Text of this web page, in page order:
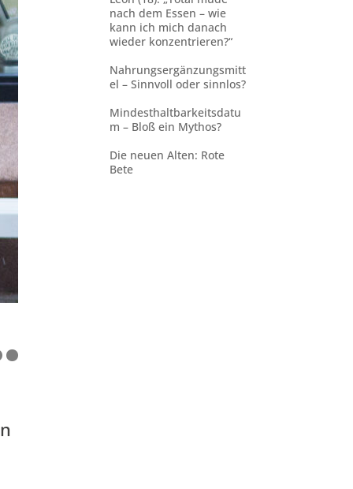
nach dem Essen – wie
kann ich mich danach
wieder konzentrieren?“
Nahrungsergänzungsmitt
el – Sinnvoll oder sinnlos?
Mindesthaltbarkeitsdatu
m – Bloß ein Mythos?
Die neuen Alten: Rote
Bete